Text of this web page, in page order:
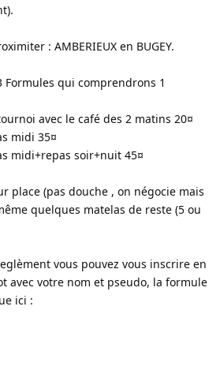
: AMBERIEUX en BUGEY.
Formules qui comprendrons 1
avec le café des 2 matins 20¤
midi 35¤
midi+repas soir+nuit 45¤
place (pas douche , on négocie mais
quelques matelas de reste (5 ou
vous pouvez vous inscrire en
avec votre nom et pseudo, la formule
ici :